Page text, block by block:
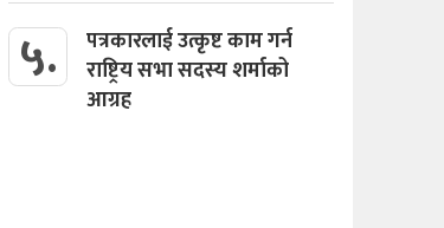
५.
पत्रकारलाई उत्कृष्ट काम गर्न
राष्ट्रिय सभा सदस्य शर्माको
आग्रह